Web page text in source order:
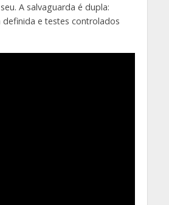
A salvaguarda é dupla:
definida e testes controlados